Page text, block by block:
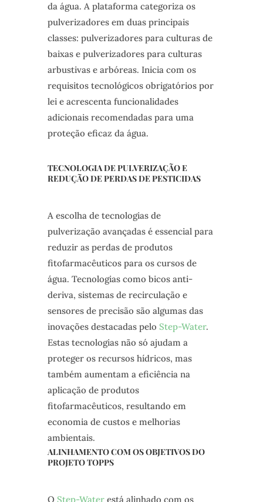
da água. A plataforma categoriza os
pulverizadores em duas principais
classes: pulverizadores para culturas de
baixas e pulverizadores para culturas
arbustivas e arbóreas. Inicia com os
requisitos tecnológicos obrigatórios por
lei e acrescenta funcionalidades
adicionais recomendadas para uma
proteção eficaz da água.
TECNOLOGIA DE PULVERIZAÇÃO E
REDUÇÃO DE PERDAS DE PESTICIDAS
A escolha de tecnologias de
pulverização avançadas é essencial para
reduzir as perdas de produtos
fitofarmacêuticos para os cursos de
água. Tecnologias como bicos anti-
deriva, sistemas de recirculação e
sensores de precisão são algumas das
inovações destacadas pelo Step-Water.
Estas tecnologias não só ajudam a
proteger os recursos hídricos, mas
também aumentam a eficiência na
aplicação de produtos
fitofarmacêuticos, resultando em
economia de custos e melhorias
ambientais.
ALINHAMENTO COM OS OBJETIVOS DO
PROJETO TOPPS
O Step-Waterestá alinhado com os